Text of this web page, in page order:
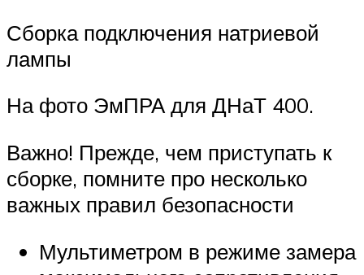
Сборка подключения натриевой
лампы
На фото ЭмПРА для ДНаТ 400.
Важно! Прежде, чем приступать к
сборке, помните про несколько
важных правил безопасности
Мультиметром в режиме замера